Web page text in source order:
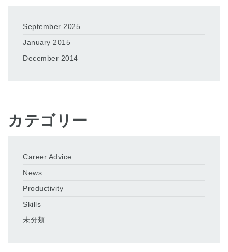
September 2025
January 2015
December 2014
カテゴリー
Career Advice
News
Productivity
Skills
未分類